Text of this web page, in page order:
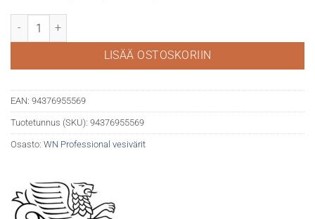
WN Professional akvarelli 140 Cerulean blue red shade määrä
LISÄÄ OSTOSKORIIN
EAN: 94376955569
Tuotetunnus (SKU): 94376955569
Osasto: WN Professional vesivärit